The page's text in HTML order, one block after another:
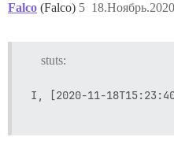
Falco (Falco) 5
stuts:
I, [2020-11-